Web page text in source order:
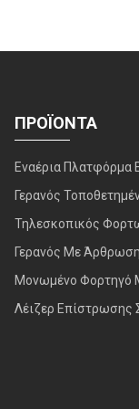
ΠΡΟΪΌΝΤΑ
Εναέρια Πλατφόρμα
Γερανός
Τηλεσκοπικός
Γερανός Με Άρθρωση
Μονωμένο Φορτηγό
Λέιζερ Επίστρωσης